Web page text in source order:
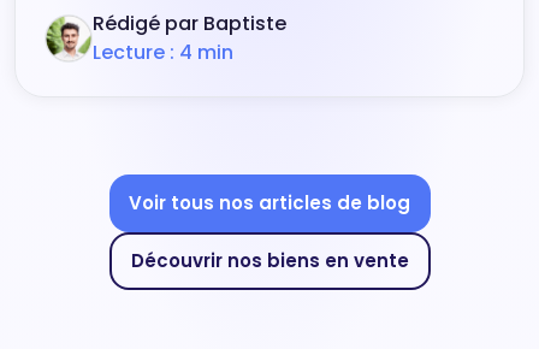
Rédigé par Baptiste
Lecture : 4 min
Voir tous nos articles de blog
Découvrir nos biens en vente